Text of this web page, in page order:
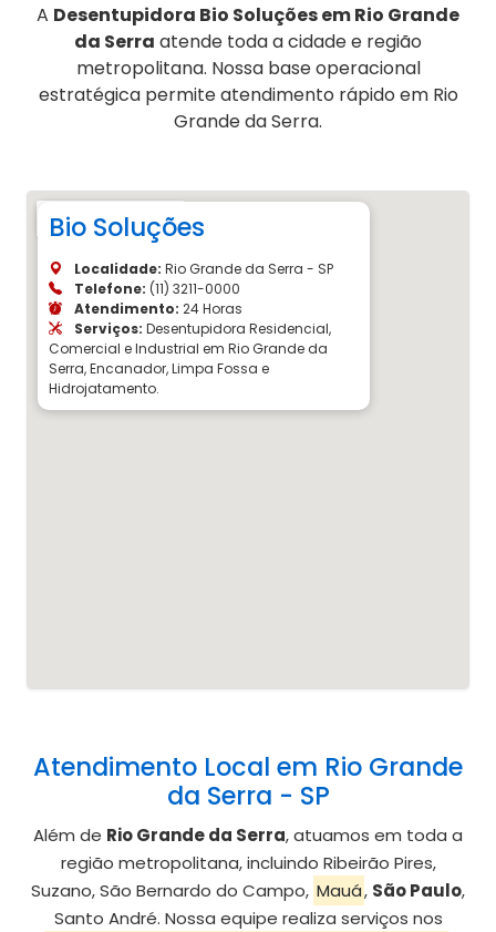
A Desentupidora Bio Soluções em Rio Grande
da Serra atende toda a cidade e região
metropolitana. Nossa base operacional
estratégica permite atendimento rápido em Rio
Grande da Serra.
Bio Soluções
Localidade: Rio Grande da Serra - SP
Telefone: (11) 3211-0000
Atendimento: 24 Horas
Serviços: Desentupidora Residencial,
Comercial e Industrial em Rio Grande da
Serra, Encanador, Limpa Fossa e
Hidrojatamento.
Atendimento Local em Rio Grande
da Serra - SP
Além de Rio Grande da Serra, atuamos em toda a
região metropolitana, incluindo Ribeirão Pires,
Suzano, São Bernardo do Campo, Mauá, São Paulo,
Santo André. Nossa equipe realiza serviços nos